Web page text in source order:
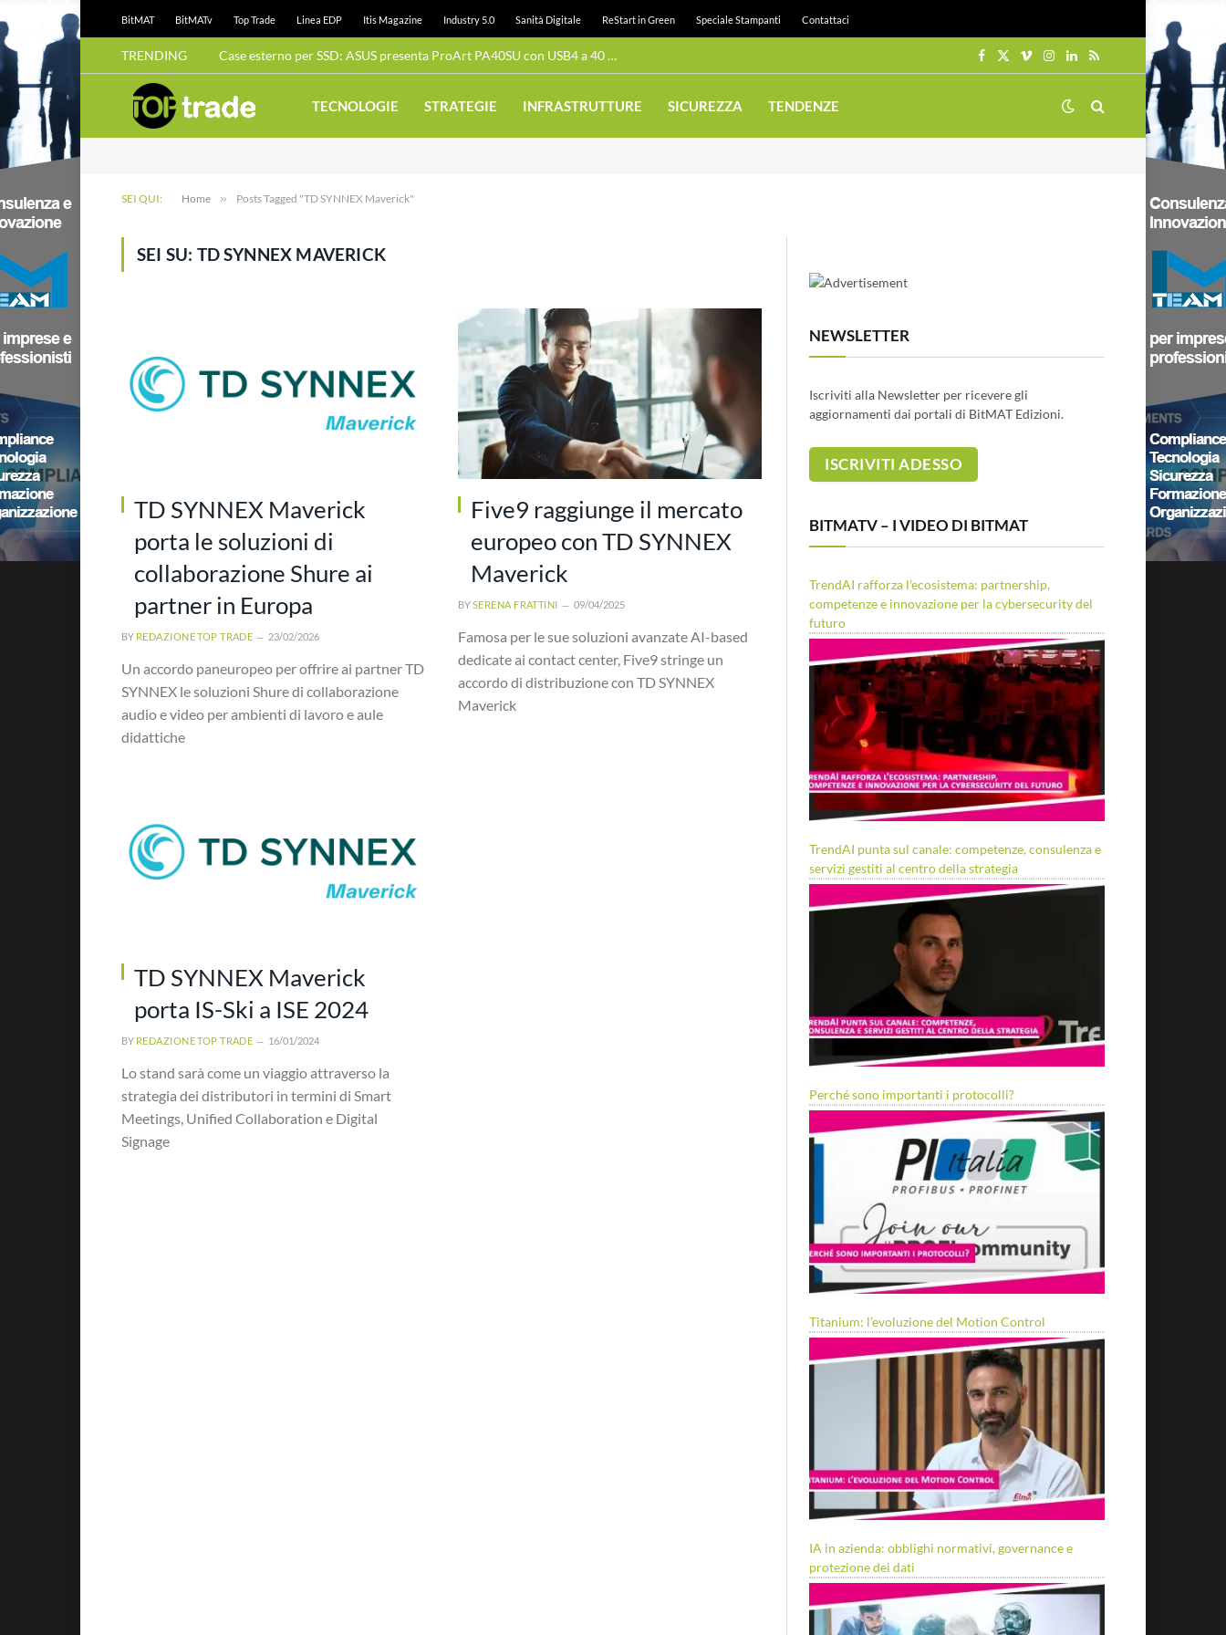
BitMAT BitMATv Top Trade Linea EDP Itis Magazine Industry 5.0 Sanità Digitale ReStart in Green Speciale Stampanti Contattaci
TRENDING Case esterno per SSD: ASUS presenta ProArt PA40SU con USB4 a 40 Gbps
Facebook
X
VimeoInstagram
LinkedIn
RSS
TECNOLOGIE STRATEGIE INFRASTRUTTURE SICUREZZA TENDENZE
SEI QUI: Home » Posts Tagged "TD SYNNEX Maverick"
SEI SU: TD SYNNEX MAVERICK
TD SYNNEX Maverick
porta le soluzioni di
collaborazione Shure ai
partner in Europa
BY REDAZIONE TOP TRADE 23/02/2026
Un accordo paneuropeo per offrire ai partner TD
SYNNEX le soluzioni Shure di collaborazione
audio e video per ambienti di lavoro e aule
didattiche
Five9 raggiunge il mercato
europeo con TD SYNNEX
Maverick
BYSERENA FRATTINI 09/04/2025
Famosa per le sue soluzioni avanzate AI-based
dedicate ai contact center, Five9 stringe un
accordo di distribuzione con TD SYNNEX
Maverick
TD SYNNEX Maverick
porta IS-Ski a ISE 2024
BY REDAZIONE TOP TRADE 16/01/2024
Lo stand sarà come un viaggio attraverso la
strategia dei distributori in termini di Smart
Meetings, Unified Collaboration e Digital
Signage
NEWSLETTER
Iscriviti alla Newsletter per ricevere gli
aggiornamenti dai portali di BitMAT Edizioni.
BITMATV – I VIDEO DI BITMAT
TrendAI rafforza l’ecosistema: partnership,
competenze e innovazione per la cybersecurity del
futuro
TrendAI punta sul canale: competenze, consulenza e
servizi gestiti al centro della strategia
Perché sono importanti i protocolli?
Titanium: l’evoluzione del Motion Control
IA in azienda: obblighi normativi, governance e
protezione dei dati